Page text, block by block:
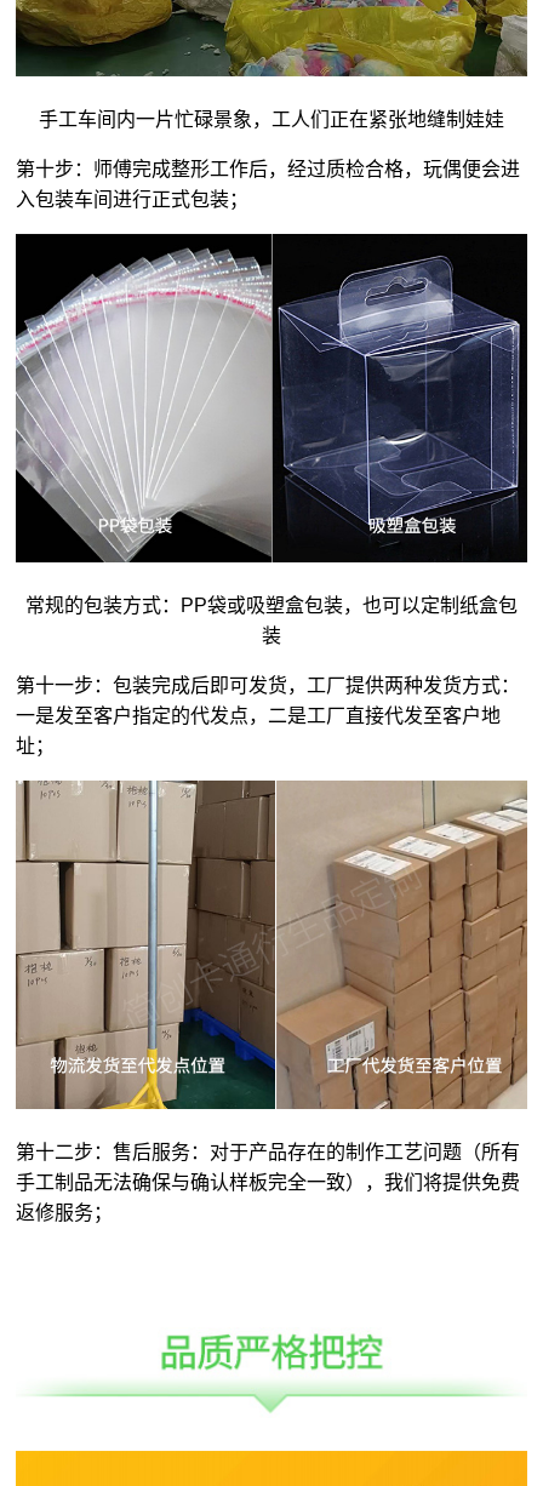
手工车间内一片忙碌景象，工人们正在紧张地缝制娃娃
第十步：师傅完成整形工作后，经过质检合格，玩偶便会进
入包装车间进行正式包装；
常规的包装方式：PP袋或吸塑盒包装，也可以定制纸盒包
装
第十一步：包装完成后即可发货，工厂提供两种发货方式：
一是发至客户指定的代发点，二是工厂直接代发至客户地
址；
第十二步：售后服务：对于产品存在的制作工艺问题（所有
手工制品无法确保与确认样板完全一致），我们将提供免费
返修服务；